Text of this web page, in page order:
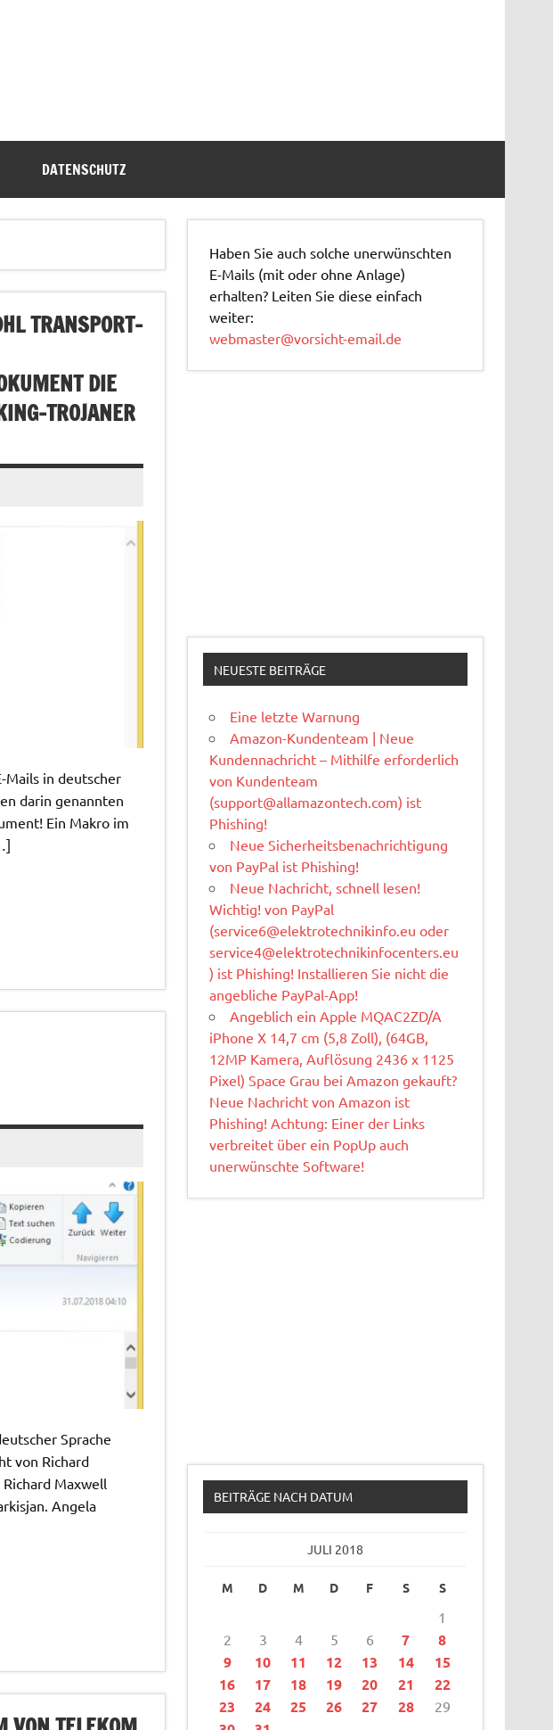
DATENSCHUTZ
TRANSPORT-
DIE
TROJANER
Mails in deutscher
darin genannten
Ein Makro im
Sprache
von Richard
Maxwell
Angela
Haben Sie auch solche unerwünschten
E-Mails (mit oder ohne Anlage)
erhalten? Leiten Sie diese einfach
weiter:
webmaster@vorsicht-email.de
NEUESTE BEITRÄGE
Eine letzte Warnung
Amazon-Kundenteam | Neue
Kundennachricht – Mithilfe erforderlich
von Kundenteam
(support@allamazontech.com) ist
Phishing!
Neue Sicherheitsbenachrichtigung
von PayPal ist Phishing!
Neue Nachricht, schnell lesen!
Wichtig! von PayPal
(service6@elektrotechnikinfo.eu oder
service4@elektrotechnikinfocenters.eu
) ist Phishing! Installieren Sie nicht die
angebliche PayPal-App!
Angeblich ein Apple MQAC2ZD/A
iPhone X 14,7 cm (5,8 Zoll), (64GB,
12MP Kamera, Auflösung 2436 x 1125
Pixel) Space Grau bei Amazon gekauft?
Neue Nachricht von Amazon ist
Phishing! Achtung: Einer der Links
verbreitet über ein PopUp auch
unerwünschte Software!
BEITRÄGE NACH DATUM
JULI 2018
M D M D F S S
1
2
3 4 5 6 7
8
9
10 11 12 13 14
15
16
17 18 19 20 21
22
23
24 25 26 27 28 29